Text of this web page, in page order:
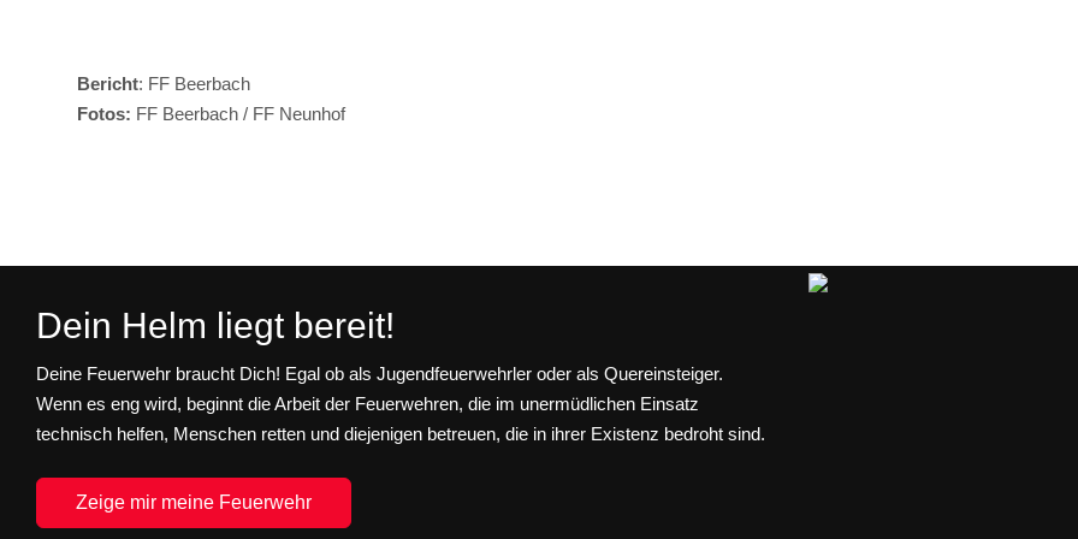
Bericht: FF Beerbach
Fotos: FF Beerbach / FF Neunhof
Dein Helm liegt bereit!
Deine Feuerwehr braucht Dich! Egal ob als Jugendfeuerwehrler oder als Quereinsteiger.
Wenn es eng wird, beginnt die Arbeit der Feuerwehren, die im unermüdlichen Einsatz
technisch helfen, Menschen retten und diejenigen betreuen, die in ihrer Existenz bedroht sind.
Zeige mir meine Feuerwehr